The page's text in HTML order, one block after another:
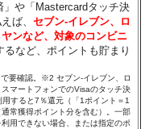
や「Mastercardタッチ決
ば、セブン‐イレブン、ロ
ンなど、対象のコンビニ
るなど、ポイントも貯まり
要確認。※2 セブン‐イレブン、ロ
マートフォンでのVisaのタッチ決
すると7％還元（「1ポイント＝1
常獲得ポイント分を含む）。一部
用できない場合、または指定のポ